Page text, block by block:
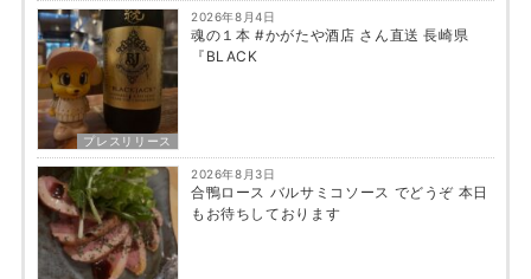
プレスリリース
2026年8月4日
魂の１本 #かがたや酒店 さん直送 長崎県
『BLACK
2026年8月3日
合鴨ロース バルサミコソース でどうぞ 本日
もお待ちしております